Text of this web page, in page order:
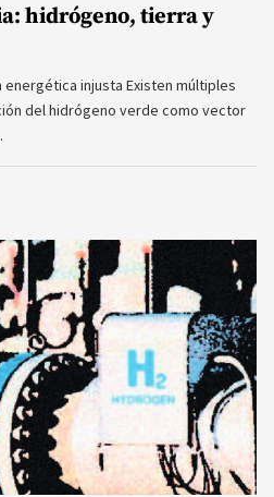
hidrógeno, tierra y
injusta Existen múltiples
del hidrógeno verde como vector